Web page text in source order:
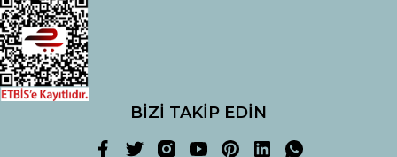
BİZİ TAKİP EDİN